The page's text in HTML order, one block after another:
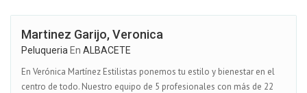
Martinez Garijo, Veronica
Peluqueria En ALBACETE
En Verónica Martínez Estilistas ponemos tu estilo y bienestar en el
centro de todo. Nuestro equipo de 5 profesionales con más de 22